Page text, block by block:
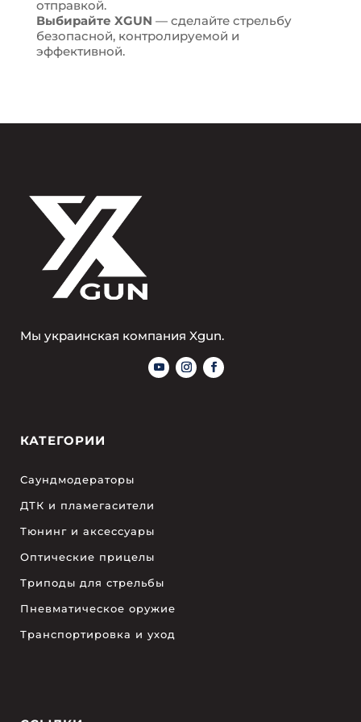
отправкой.
Выбирайте XGUN — сделайте стрельбу
безопасной, контролируемой и
эффективной.
Мы украинская компания Xgun.
КАТЕГОРИИ
Саундмодераторы
ДТК и пламегасители
Тюнинг и аксессуары
Оптические прицелы
Триподы для стрельбы
Пневматическое оружие
Транспортировка и уход